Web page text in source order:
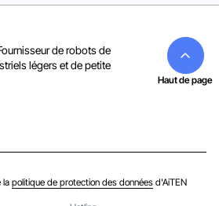
de robots de
légers et de petite
lapolitique de protection des données d'AiTEN
Haut de page